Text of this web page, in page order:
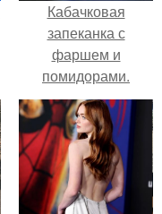
Кабачковая
запеканка с
фаршем и
помидорами.